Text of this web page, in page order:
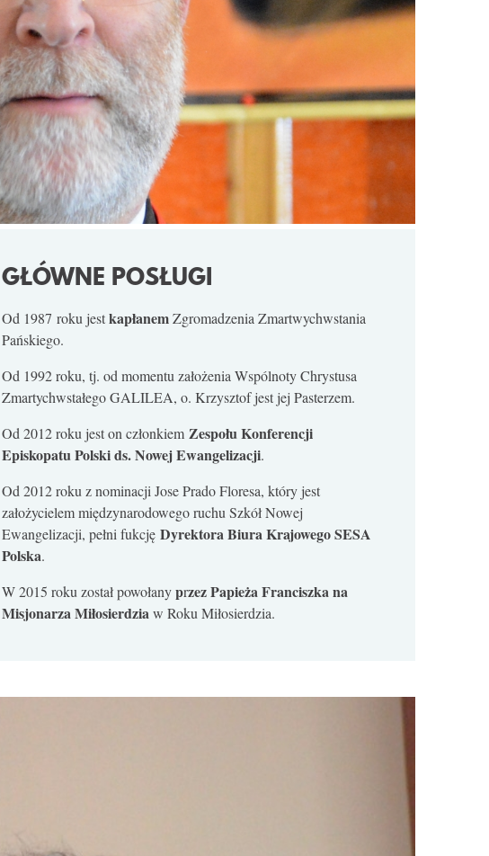
GŁÓWNE POSŁUGI
Od 1987 roku jestkapłanemZgromadzenia Zmartwychwstania
Pańskiego.
Od 1992 roku, tj. od momentu założenia Wspólnoty Chrystusa
Zmartychwstałego GALILEA, o. Krzysztof jest jej Pasterzem.
Od 2012 roku jest on członkiem Zespołu Konferencji
Episkopatu Polski ds. Nowej Ewangelizacji.
Od 2012 roku z nominacji Jose Prado Floresa, który jest
założycielem międzynarodowego ruchu Szkół Nowej
Ewangelizacji, pełni fukcję Dyrektora Biura Krajowego SESA
Polska.
W 2015 roku został powołanyprzez Papieża Franciszka na
Misjonarza Miłosierdziaw Roku Miłosierdzia.